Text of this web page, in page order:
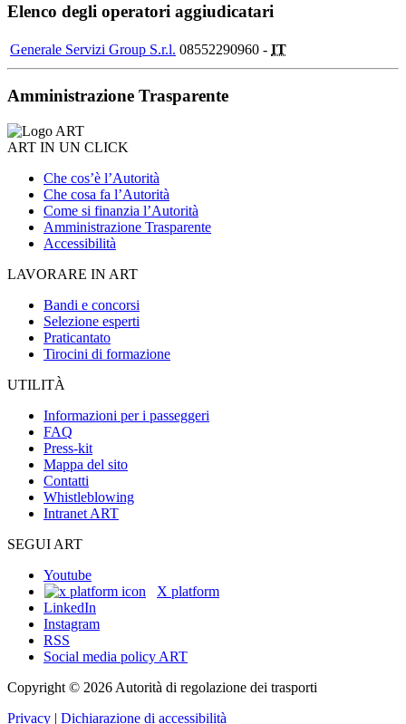
Elenco degli operatori aggiudicatari
Generale Servizi Group S.r.l. 08552290960 - IT
Amministrazione Trasparente
ART IN UN CLICK
Che cos’è l’Autorità
Che cosa fa l’Autorità
Come si finanzia l’Autorità
Amministrazione Trasparente
Accessibilità
LAVORARE IN ART
Bandi e concorsi
Selezione esperti
Praticantato
Tirocini di formazione
UTILITÀ
Informazioni per i passeggeri
FAQ
Press-kit
Mappa del sito
Contatti
Whistleblowing
Intranet ART
SEGUI ART
Youtube
X platform
LinkedIn
Instagram
RSS
Social media policy ART
Copyright © 2026 Autorità di regolazione dei trasporti
Privacy | Dichiarazione di accessibilità